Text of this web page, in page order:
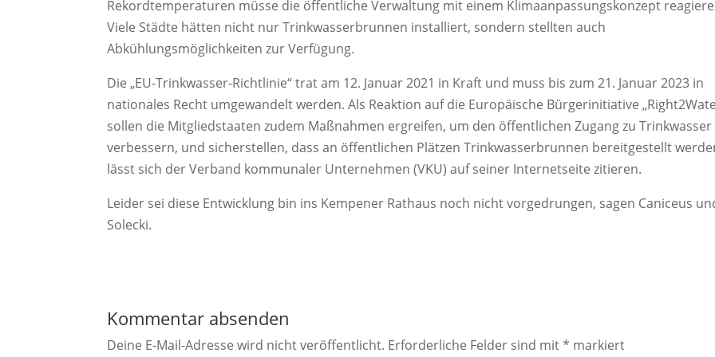
Rekordtemperaturen müsse die öffentliche Verwaltung mit einem Klimaanpassungskonzept
Viele Städte hätten nicht nur Trinkwasserbrunnen installiert, sondern stellten auch
Abkühlungsmöglichkeiten zur Verfügung.
Die „EU-Trinkwasser-Richtlinie“ trat am 12. Januar 2021 in Kraft und muss bis zum 21. Januar 2023 in
nationales Recht umgewandelt werden. Als Reaktion auf die Europäische Bürgerinitiative
sollen die Mitgliedstaaten zudem Maßnahmen ergreifen, um den öffentlichen Zugang zu Trinkwasser
verbessern, und sicherstellen, dass an öffentlichen Plätzen Trinkwasserbrunnen bereitgestellt
lässt sich der Verband kommunaler Unternehmen (VKU) auf seiner Internetseite zitieren.
Leider sei diese Entwicklung bin ins Kempener Rathaus noch nicht vorgedrungen, sagen Caniceus
Solecki.
Kommentar absenden
Deine E-Mail-Adresse wird nicht veröffentlicht. Erforderliche Felder sind mit* markiert